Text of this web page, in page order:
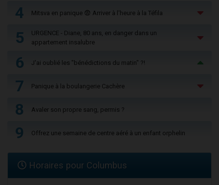
4 Mitsva en panique 😨 Arriver à l'heure à la Téfila
5
URGENCE - Diane, 80 ans, en danger dans un
appartement insalubre
6 J'ai oublié les "bénédictions du matin" ?!
7 Panique à la boulangerie Cachère
8 Avaler son propre sang, permis ?
9 Offrez une semaine de centre aéré à un enfant orphelin
Horaires pour Columbus